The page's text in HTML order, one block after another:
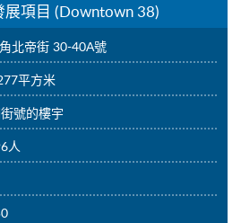
項目 (Downtown 38)
北帝街 30-40A號
平方米
號的樓宇
人